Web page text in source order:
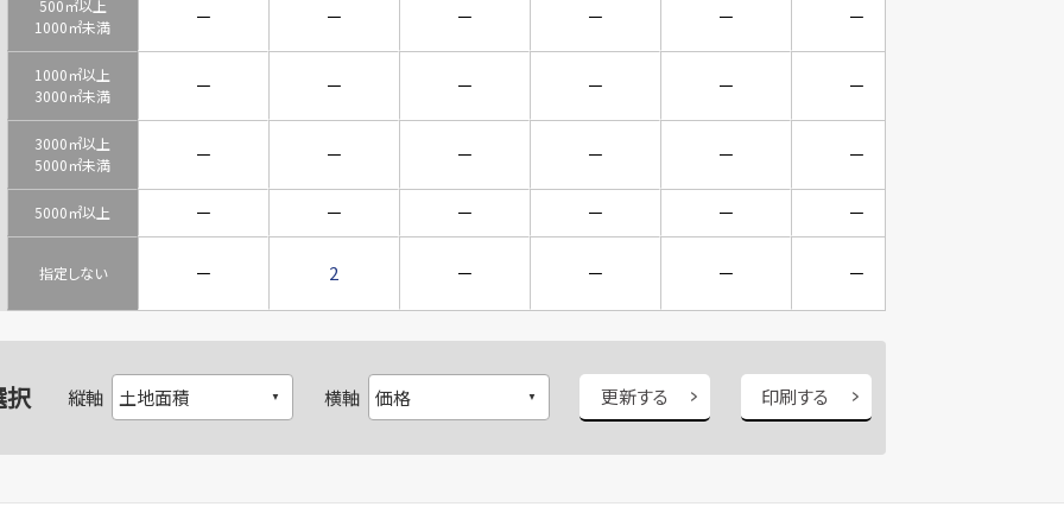
500㎡以上
1000㎡未満
－ － － － － －
1000㎡以上
3000㎡未満
－ － － － － －
3000㎡以上
5000㎡未満
－ － － － － －
5000㎡以上 － － － － － －
指定しない － 2 － － － －
択 縦軸 横軸 更新する 印刷する